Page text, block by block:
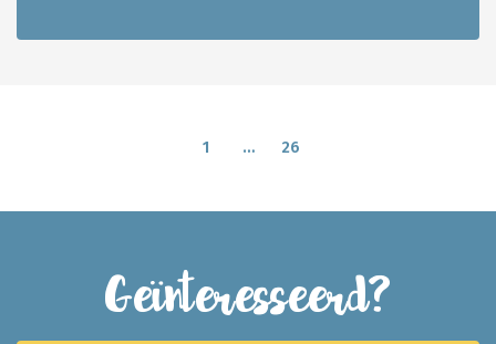
1 … 26
Geïnteresseerd?